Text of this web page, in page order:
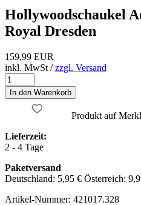
Hollywoodschaukel
Royal Dresden
159,99 EUR
inkl. MwSt /zzgl. Versand
Produkt auf
Lieferzeit:
2 - 4 Tage
Paketversand
Deutschland: 5,95 € Österreich:
Artikel-Nummer: 421017.328